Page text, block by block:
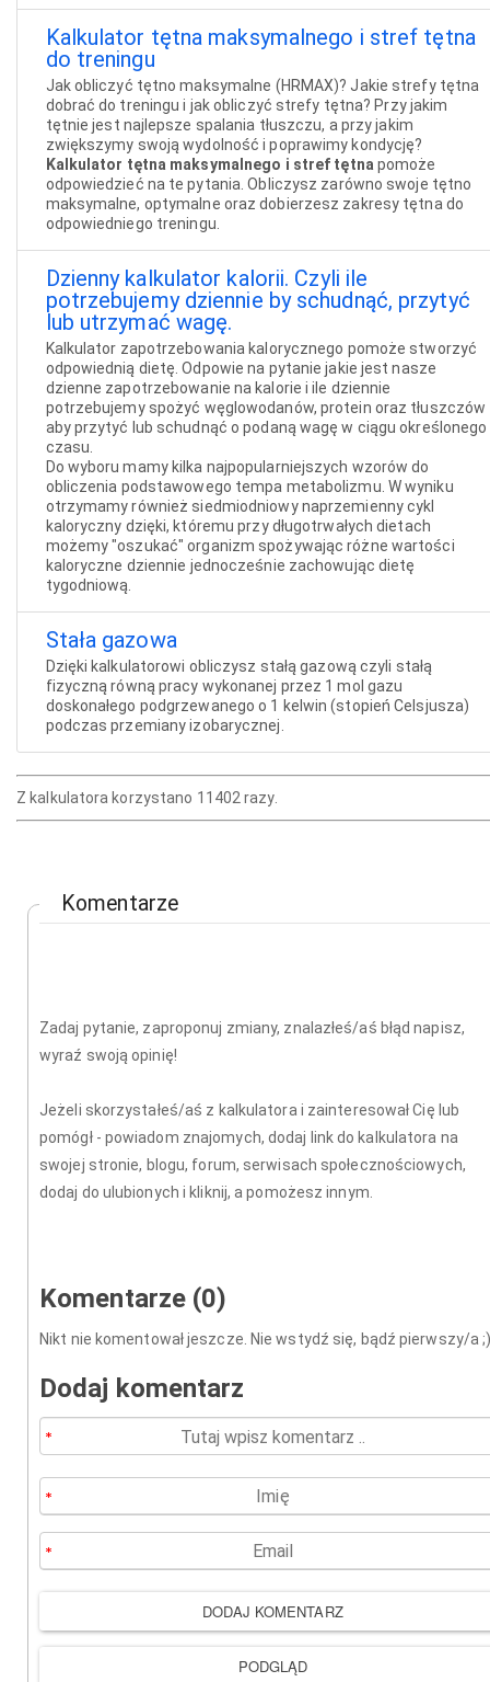
Kalkulator tętna maksymalnego i stref tętna
do treningu
Jak obliczyć tętno maksymalne (HRMAX)? Jakie strefy tętna
dobrać do treningu i jak obliczyć strefy tętna? Przy jakim
tętnie jest najlepsze spalania tłuszczu, a przy jakim
zwiększymy swoją wydolność i poprawimy kondycję?
Kalkulator tętna maksymalnego i stref tętnapomoże
odpowiedzieć na te pytania. Obliczysz zarówno swoje tętno
maksymalne, optymalne oraz dobierzesz zakresy tętna do
odpowiedniego treningu.
Dzienny kalkulator kalorii. Czyli ile
potrzebujemy dziennie by schudnąć, przytyć
lub utrzymać wagę.
Kalkulator zapotrzebowania kalorycznego pomoże stworzyć
odpowiednią dietę. Odpowie na pytanie jakie jest nasze
dzienne zapotrzebowanie na kalorie i ile dziennie
potrzebujemy spożyć węglowodanów, protein oraz tłuszczów
aby przytyć lub schudnąć o podaną wagę w ciągu określonego
czasu.
Do wyboru mamy kilka najpopularniejszych wzorów do
obliczenia podstawowego tempa metabolizmu. W wyniku
otrzymamy również siedmiodniowy naprzemienny cykl
kaloryczny dzięki, któremu przy długotrwałych dietach
możemy "oszukać" organizm spożywając różne wartości
kaloryczne dziennie jednocześnie zachowując dietę
tygodniową.
Stała gazowa
Dzięki kalkulatorowi obliczysz stałą gazową czyli stałą
fizyczną równą pracy wykonanej przez 1 mol gazu
doskonałego podgrzewanego o 1 kelwin (stopień Celsjusza)
podczas przemiany izobarycznej.
Z kalkulatora korzystano 11402 razy.
Komentarze
Zadaj pytanie, zaproponuj zmiany, znalazłeś/aś błąd napisz,
wyraź swoją opinię!
Jeżeli skorzystałeś/aś z kalkulatora i zainteresował Cię lub
pomógł - powiadom znajomych, dodaj link do kalkulatora na
swojej stronie, blogu, forum, serwisach społecznościowych,
dodaj do ulubionych i kliknij, a pomożesz innym.
Komentarze (0)
Nikt nie komentował jeszcze. Nie wstydź się, bądź pierwszy/a
Dodaj komentarz